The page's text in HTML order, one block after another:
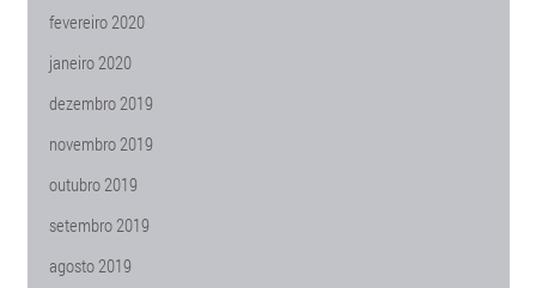
fevereiro 2020
janeiro 2020
dezembro 2019
novembro 2019
outubro 2019
setembro 2019
agosto 2019